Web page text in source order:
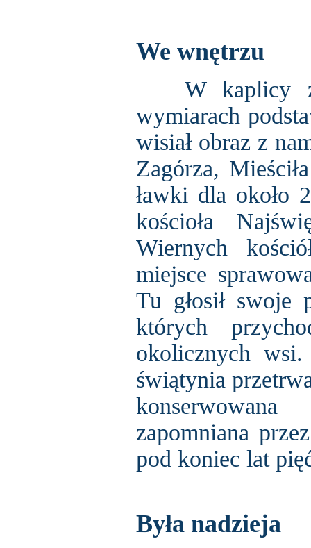
We wnętrzu
W kaplicy
wymiarach
wisiał obraz z
Zagórza,
ławki dla około
kościoła
Wiernych
miejsce
Tu głosił swoje
których
okolicznych
świątynia
zapomniana
pod koniec lat
Była nadzieja